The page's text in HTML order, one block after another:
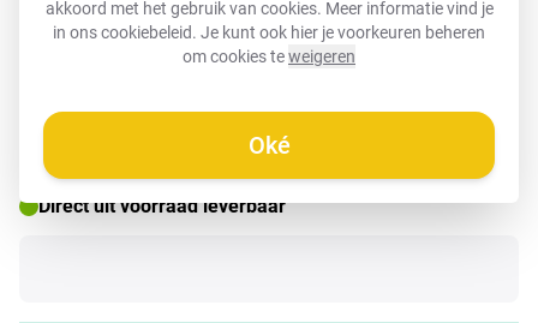
akkoord met het gebruik van cookies. Meer informatie vind je
in onscookiebeleid. Je kunt ook hier je voorkeuren beheren
om cookies teweigeren
Oké
Koffer met naam – Zandsloper
☀️ ZOMERDEAL
Direct uit voorraad leverbaar